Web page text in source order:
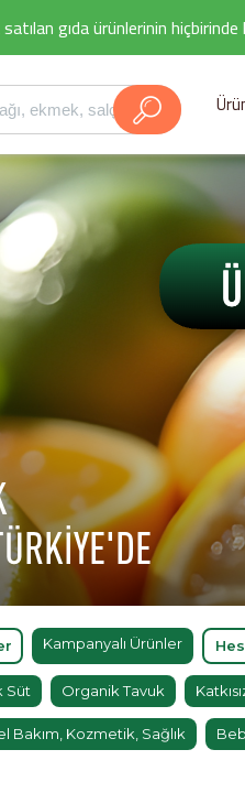
gıda ürünlerinin
Kampanyalı Ürünler
Süt Organik Tavuk
Bakım, Kozmetik, Sağlık